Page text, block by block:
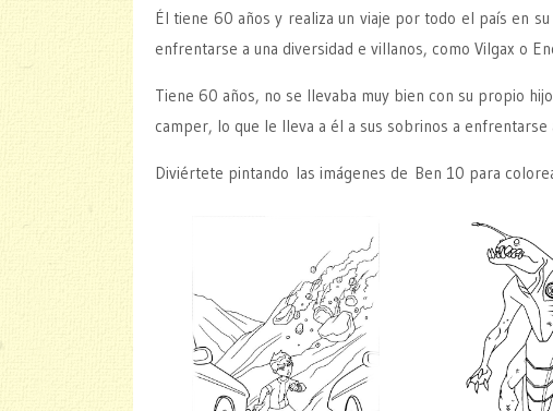
Él tiene 60 años y realiza un viaje por todo el país en
enfrentarse a una diversidad e villanos, como Vilgax o
Tiene 60 años, no se llevaba muy bien con su propio
camper, lo que le lleva a él a sus sobrinos a enfrentarse
Diviértete pintando las imágenes de Ben 10 para